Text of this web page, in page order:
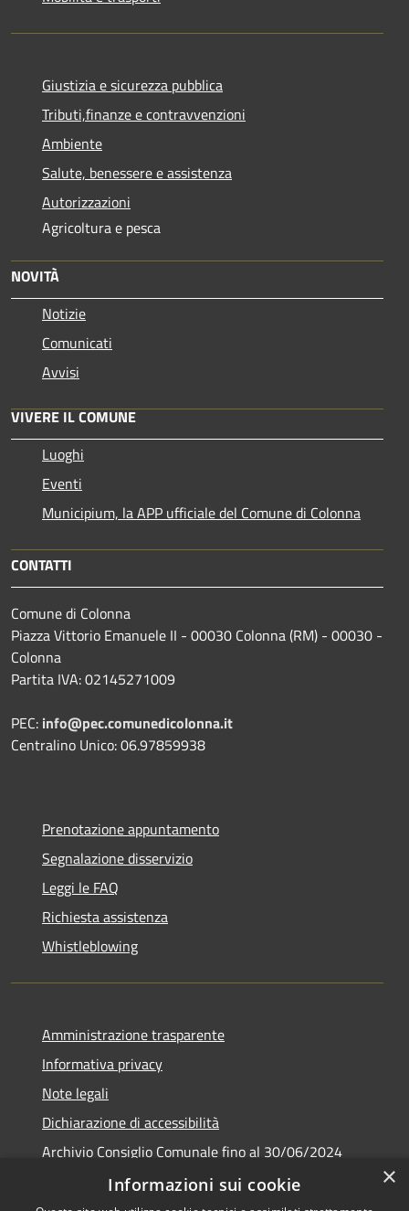
Giustizia e sicurezza pubblica
Tributi,finanze e contravvenzioni
Ambiente
Salute, benessere e assistenza
Autorizzazioni
Agricoltura e pesca
NOVITÀ
Notizie
Comunicati
Avvisi
VIVERE IL COMUNE
Luoghi
Eventi
Municipium, la APP ufficiale del Comune di Colonna
CONTATTI
Comune di Colonna
Piazza Vittorio Emanuele II - 00030 Colonna (RM) - 00030 -
Colonna
Partita IVA: 02145271009
PEC: info@pec.comunedicolonna.it
Centralino Unico: 06.97859938
Prenotazione appuntamento
Segnalazione disservizio
Leggi le FAQ
Richiesta assistenza
Whistleblowing
Amministrazione trasparente
Informativa privacy
Note legali
Dichiarazione di accessibilità
Archivio Consiglio Comunale fino al 30/06/2024
Consiglio Comunale Online
×
Informazioni sui cookie